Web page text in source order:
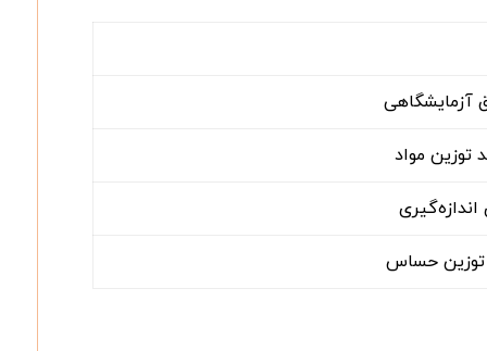
آزمایشگاهی
توزین مواد
توزین حساس